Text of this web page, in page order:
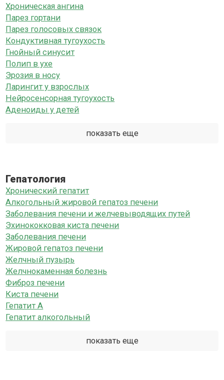
Хроническая ангина
Парез гортани
Парез голосовых связок
Кондуктивная тугоухость
Гнойный синусит
Полип в ухе
Эрозия в носу
Ларингит у взрослых
Нейросенсорная тугоухость
Аденоиды у детей
показать еще
Гепатология
Хронический гепатит
Алкогольный жировой гепатоз печени
Заболевания печени и желчевыводящих путей
Эхинококковая киста печени
Заболевания печени
Жировой гепатоз печени
Желчный пузырь
Желчнокаменная болезнь
Фиброз печени
Киста печени
Гепатит А
Гепатит алкогольный
показать еще